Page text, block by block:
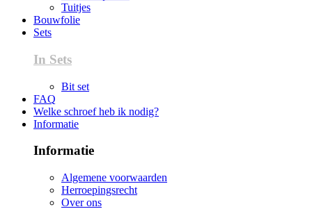
Tuitjes
Bouwfolie
Sets
In Sets
Bit set
FAQ
Welke schroef heb ik nodig?
Informatie
Informatie
Algemene voorwaarden
Herroepingsrecht
Over ons